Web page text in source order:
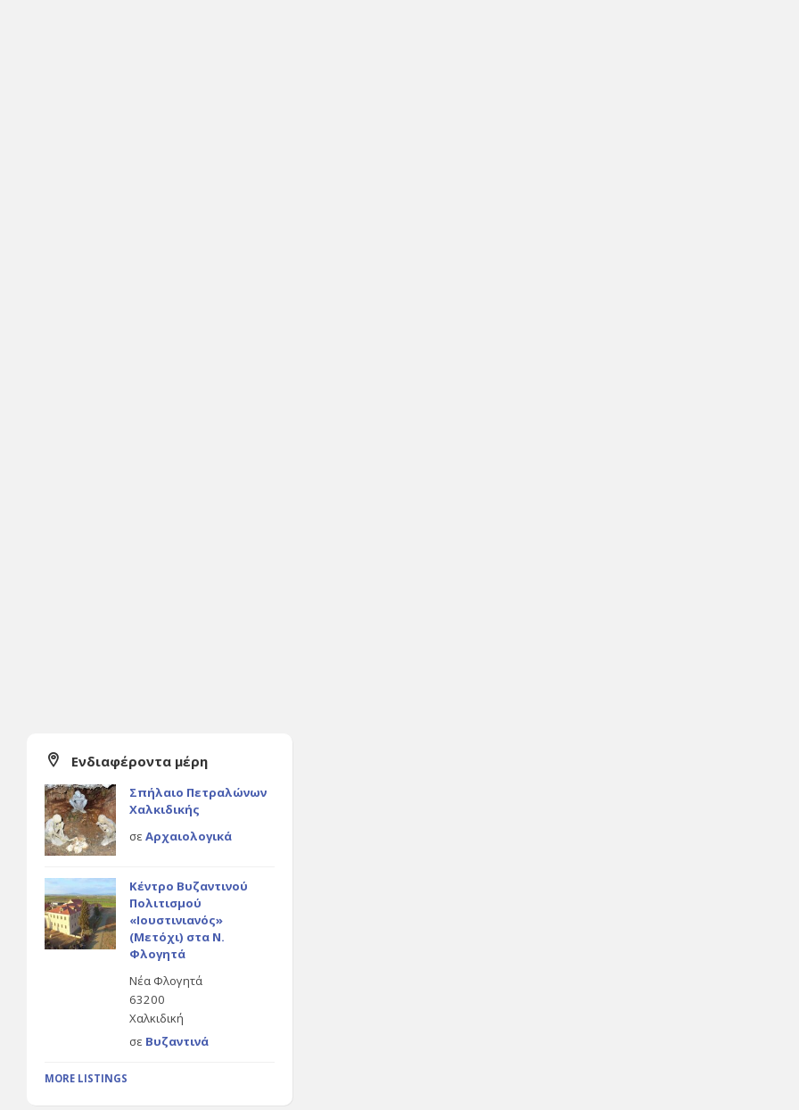
Ενδιαφέροντα μέρη
Σπήλαιο Πετραλώνων
Χαλκιδικής
σε Αρχαιολογικά
Κέντρο Βυζαντινού
Πολιτισμού
«Ιουστινιανός»
(Μετόχι) στα Ν.
Φλογητά
Νέα Φλογητά
63200
Χαλκιδική
σε Βυζαντινά
MORE LISTINGS